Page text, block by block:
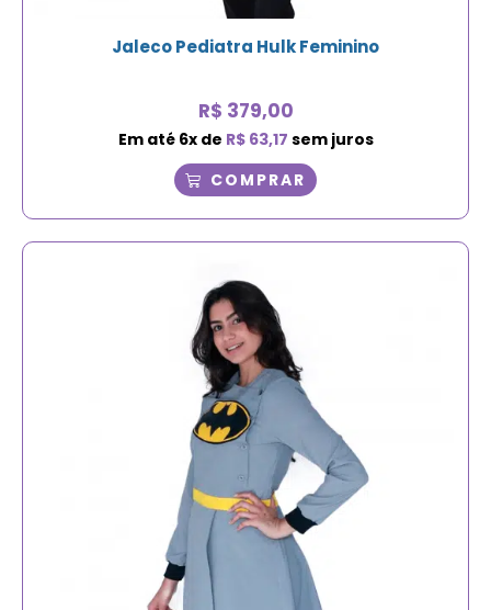
Jaleco Pediatra Hulk Feminino
R$ 379,00
Em até 6x de R$63,17 sem juros
COMPRAR